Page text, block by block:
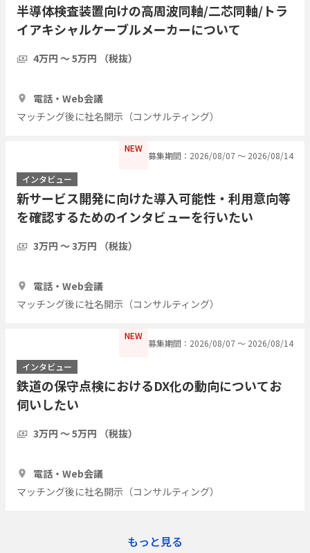
半導体検査装置向けの高周波同軸/二芯同軸/トラ
イアキシャルケーブルメーカーについて
4万円 〜 5万円 （税抜）
電話・Web会議
マッチング後に社名開示（コンサルティング）
NEW
募集期間：2026/08/07 〜 2026/08/14
インタビュー
新サービス開発に向けた導入可能性・利用意向等
を確認するためのインタビューを行いたい
3万円 〜 3万円 （税抜）
電話・Web会議
マッチング後に社名開示（コンサルティング）
NEW
募集期間：2026/08/07 〜 2026/08/14
インタビュー
鉄道の保守点検におけるDX化の動向についてお
伺いしたい
3万円 〜 5万円 （税抜）
電話・Web会議
マッチング後に社名開示（コンサルティング）
もっと見る